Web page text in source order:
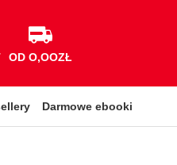
OD O,OOZŁ
Darmowe ebooki